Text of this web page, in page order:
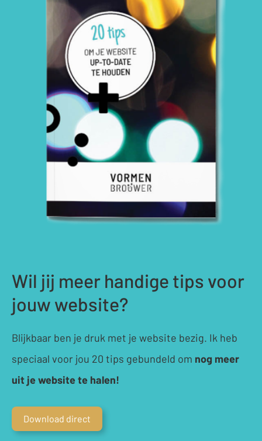
Wil jij meer handige tips voor
jouw website?
Blijkbaar ben je druk met je website bezig. Ik heb
speciaal voor jou 20 tips gebundeld om nog meer
uit je website te halen!
Download direct